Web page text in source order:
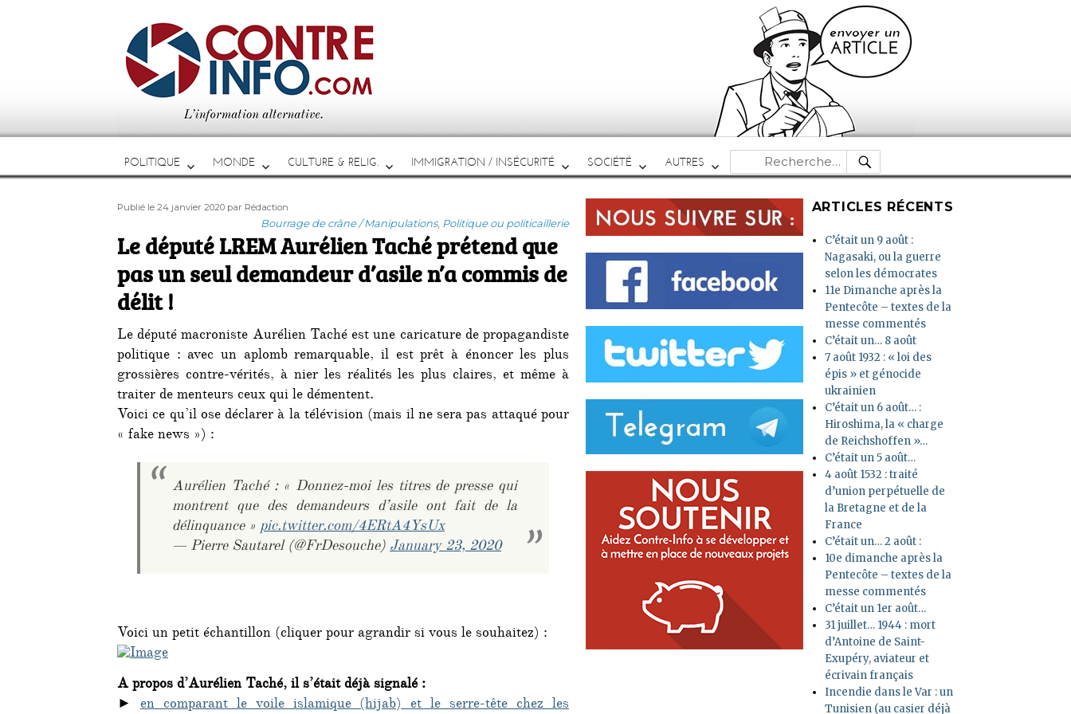
POLITIQUE MONDE CULTURE & RELIG. IMMIGRATION / INSÉCURITÉ SOCIÉTÉ AUTRES
Recherche
pour :
RECHERCHE
Publié
Publié le 24 janvier 2020 Auteur
par Rédaction
Catégories
Bourrage de crâne / Manipulations, Politique ou politicaillerie
Le député LREM Aurélien Taché prétend que
pas un seul demandeur d’asile n’a commis de
délit !
Le député macroniste Aurélien Taché est une caricature de propagandiste
politique : avec un aplomb remarquable, il est prêt à énoncer les plus
grossières contre-vérités, à nier les réalités les plus claires, et même à
traiter de menteurs ceux qui le démentent.
Voici ce qu’il ose déclarer à la télévision (mais il ne sera pas attaqué pour
« fake news ») :
Aurélien Taché : « Donnez-moi les titres de presse qui
montrent que des demandeurs d’asile ont fait de la
délinquance »pic.twitter.com/4ERtA4YsUx
— Pierre Sautarel (@FrDesouche)January 23, 2020
Voici un petit échantillon (cliquer pour agrandir si vous le souhaitez) :
A propos d’Aurélien Taché, il s’était déjà signalé :
► en comparant le voile islamique (hijab) et le serre-tête chez les
ARTICLES RÉCENTS
C’était un 9 août :
Nagasaki, ou la guerre
selon les démocrates
11e Dimanche après la
Pentecôte – textes de la
messe commentés
C’était un… 8 août
7 août 1932 : « loi des
épis » et génocide
ukrainien
C’était un 6 août… :
Hiroshima, la « charge
de Reichshoffen »…
C’était un 5 août…
4 août 1532 : traité
d’union perpétuelle de
la Bretagne et de la
France
C’était un… 2 août :
10e dimanche après la
Pentecôte – textes de la
messe commentés
C’était un 1er août…
31 juillet… 1944 : mort
d’Antoine de Saint-
Exupéry, aviateur et
écrivain français
Incendie dans le Var : un
Tunisien (au casier déjà